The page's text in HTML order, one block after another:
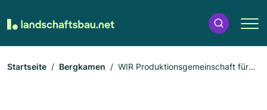
Startseite Bergkamen
WIR Produktionsgemeinschaft für